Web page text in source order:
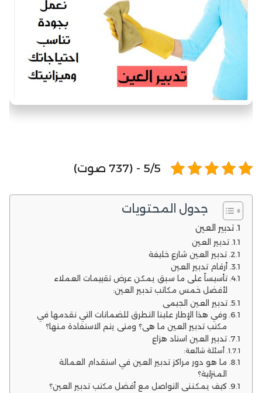
5/5 - (737 صوت)
جدول المحتويات
تدبير العين
تدبير العين
تدبير العين شارع خليفة
أرقام تدبير العين
تأسيساً على ما سبق يمكن عرض تقييمات العملاء
لأفضل خمس مكاتب تدبير العين:
تدبير العين الجيمي
وفي هذا الإطار علينا التطرق للضمانات التي نقدمها في
مكتب تدبير العين ما هي؟ ومتى يتم الاستفادة منها؟
تدبير العين استاد هزاع
أسئلة شائعة:
ما هو دور مراكز تدبير العين في استقدام العمالة
المنزلية؟
كيف يمكنني التواصل مع أفضل مكتب تدبير العين؟